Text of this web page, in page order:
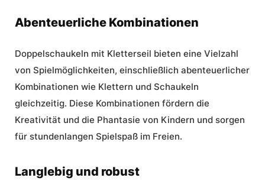
Abenteuerliche Kombinationen
Doppelschaukeln mit Kletterseil bieten eine Vielzahl
von Spielmöglichkeiten, einschließlich abenteuerlicher
Kombinationen wie Klettern und Schaukeln
gleichzeitig. Diese Kombinationen fördern die
Kreativität und die Phantasie von Kindern und sorgen
für stundenlangen Spielspaß im Freien.
Langlebig und robust